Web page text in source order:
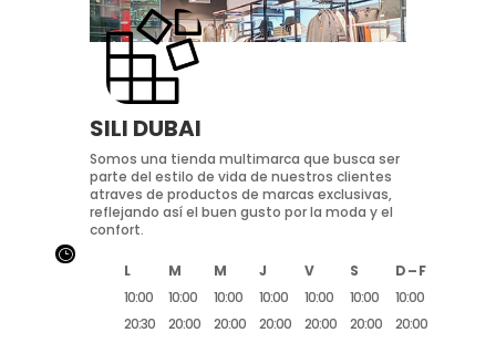
SILI DUBAI
Somos una tienda multimarca que busca ser
parte del estilo de vida de nuestros clientes
atraves de productos de marcas exclusivas,
reflejando así el buen gusto por la moda y el
confort.
L M M J V S
D – F
10:00
20:30
10:00
20:00
10:00
20:00
10:00
20:00
10:00
20:00
10:00
20:00
10:00
20:00
}